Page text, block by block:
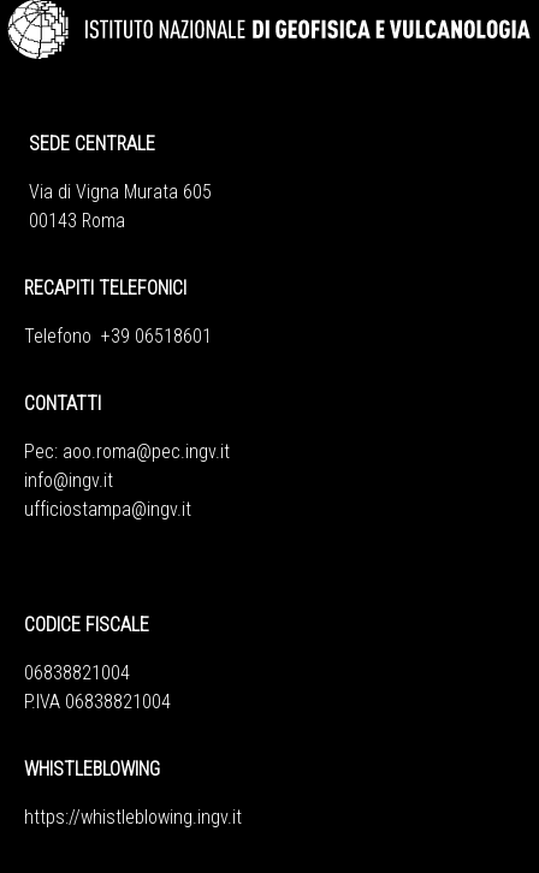
SEDE CENTRALE
Via di Vigna Murata 605
00143 Roma
RECAPITI TELEFONICI
Telefono +39 06518601
CONTATTI
Pec: aoo.roma@pec.ingv.it
info@ingv.it
ufficiostampa@ingv.it
CODICE FISCALE
06838821004
P.IVA 06838821004
WHISTLEBLOWING
https://whistleblowing.ingv.it